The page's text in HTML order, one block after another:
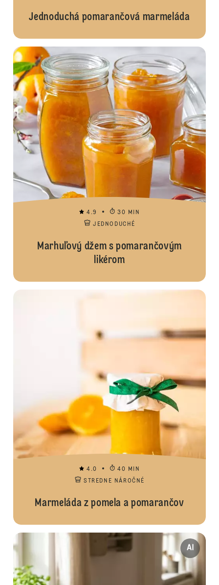
Jednoduchá pomarančová marmeláda
4.9
30 MIN
JEDNODUCHÉ
Marhuľový džem s pomarančovým
likérom
4.0
40 MIN
STREDNE NÁROČNÉ
Marmeláda z pomela a pomarančov
AI